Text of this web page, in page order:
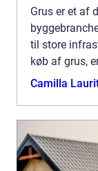
Grus er et af
til store
køb af grus,
som kan
Camilla